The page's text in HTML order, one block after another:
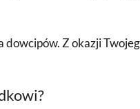
Z okazji